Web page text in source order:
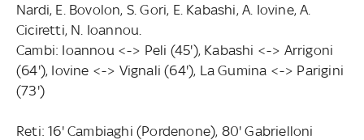
Nardi, E. Bovolon, S. Gori, E. Kabashi, A. Iovine, A.
Ciciretti, N. Ioannou.
Cambi: Ioannou <-> Peli (45'), Kabashi <-> Arrigoni
(64'), Iovine <-> Vignali (64'), La Gumina <-> Parigini
(73')
Reti: 16' Cambiaghi (Pordenone), 80' Gabrielloni